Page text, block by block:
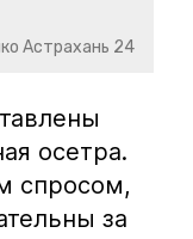
Астрахань 24
осетра.
спросом,
за